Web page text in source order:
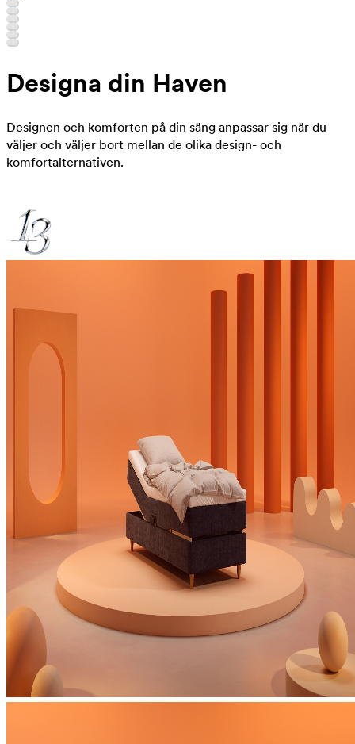
Designa din Haven
Designen och komforten på din säng anpassar sig när du
väljer och väljer bort mellan de olika design- och
komfortalternativen.